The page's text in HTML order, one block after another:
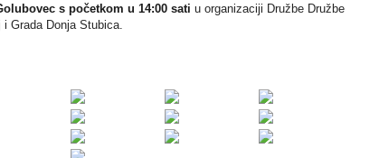
s početkom u 14:00 sati u organizaciji Družbe Družbe
Grada Donja Stubica.